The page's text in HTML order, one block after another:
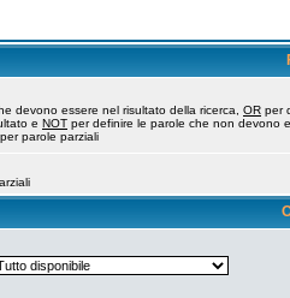
devono essere nel risultato della ricerca, OR per
e NOT per definire le parole che non devono
parole parziali